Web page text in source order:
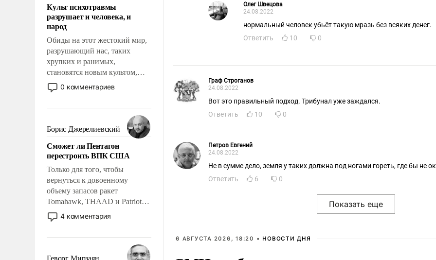
Культ психотравмы
разрушает и человека, и
народ
Обиды на этот жестокий мир,
разрушающий нас, таких
хрупких и ранимых,
становятся новым культом,
постепенно вытесняя и
отменяя традиционное
мужественным и твердым под
ударами судьбы, брать на себя
ответственность, помогать
слабым, идти вперед и
адаптироваться.
0 комментариев
Борис Джерелиевский
Сможет ли Пентагон
перестроить ВПК США
Только для того, чтобы
вернуться к довоенному
объему запасов ракет
Tomahawk, THAAD и Patriot
США потребуется более трех
лет. Даже небольшая война с
Сложившаяся ситуация
4 комментария
Геворг Мирзаян
Олег Швецова
24.08.2022
нормальный человек убьёт такую мразь без всяких денег.
Ответить
10 0
Граф Строганов
24.08.2022
Вот это правильный подход. Трибунал уже заждался.
Ответить
10 0
Петров Евгений
24.08.2022
Не в сумме дело, земля у таких должна под ногами гореть, где бы не
Ответить
6 0
6 АВГУСТА 2026, 18:20 • НОВОСТИ ДНЯ